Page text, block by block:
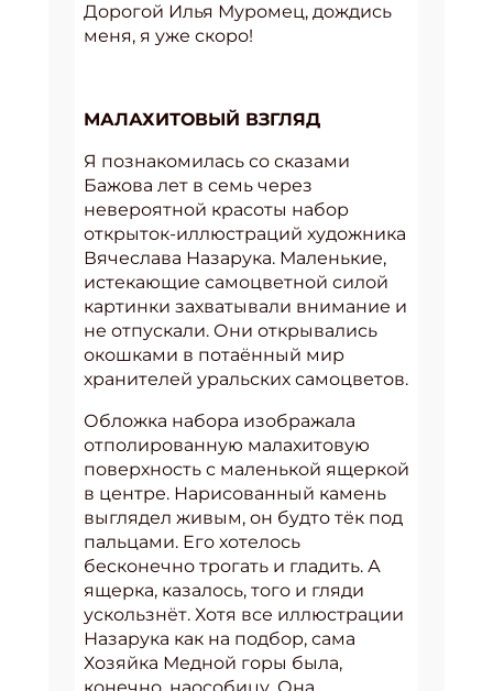
Дорогой Илья Муромец, дождись
меня, я уже скоро!
МАЛАХИТОВЫЙ ВЗГЛЯД
Я познакомилась со сказами
Бажова лет в семь через
невероятной красоты набор
открыток-иллюстраций художника
Вячеслава Назарука. Маленькие,
истекающие самоцветной силой
картинки захватывали внимание и
не отпускали. Они открывались
окошками в потаённый мир
хранителей уральских самоцветов.
Обложка набора изображала
отполированную малахитовую
поверхность с маленькой ящеркой
в центре. Нарисованный камень
выглядел живым, он будто тёк под
пальцами. Его хотелось
бесконечно трогать и гладить. А
ящерка, казалось, того и гляди
ускользнёт. Хотя все иллюстрации
Назарука как на подбор, сама
Хозяйка Медной горы была,